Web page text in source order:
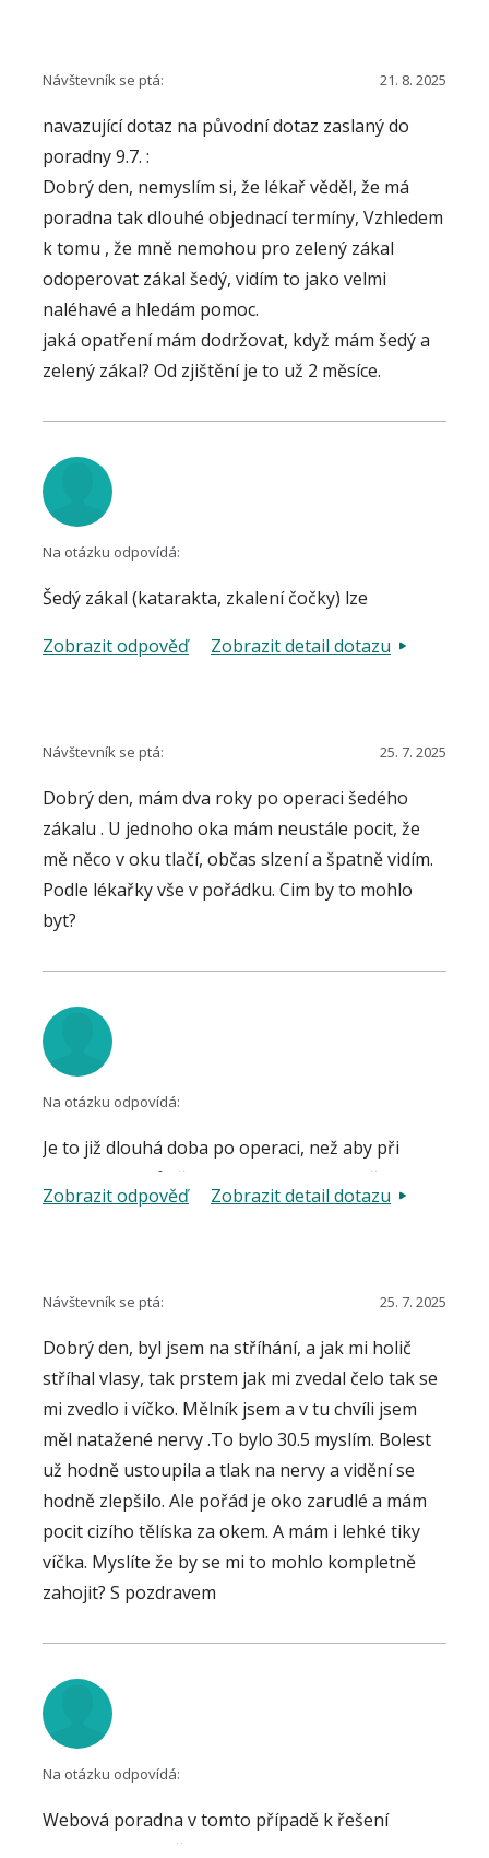
případně i riziku. Písemnou informaci i souhlas s
kdy mu jsou zároveň zodpovězeny případné další
doplňující otázky.
Návštevník se ptá: 21. 8. 2025
navazující dotaz na původní dotaz zaslaný do
poradny 9.7. :
Dobrý den, nemyslím si, že lékař věděl, že má
poradna tak dlouhé objednací termíny, Vzhledem
k tomu , že mně nemohou pro zelený zákal
odoperovat zákal šedý, vidím to jako velmi
naléhavé a hledám pomoc.
jaká opatření mám dodržovat, když mám šedý a
zelený zákal? Od zjištění je to už 2 měsíce.
Na otázku odpovídá:
Šedý zákal (katarakta, zkalení čočky) lze
(glaukomem). Podle nálezu buď před a po
doplňkový laserový zákrok na snížení
kombinovanou operaci, tedy odstranění šedého
zákalu a zároveň antiglaukomový zákrok. Vše
může určit i ošetřující oční lékař, případně
operatér.
Zobrazit odpověď Zobrazit detail dotazu
Návštevník se ptá: 25. 7. 2025
Dobrý den, mám dva roky po operaci šedého
zákalu . U jednoho oka mám neustále pocit, že
mě něco v oku tlačí, občas slzení a špatně vidím.
Podle lékařky vše v pořádku. Cim by to mohlo
byt?
Na otázku odpovídá:
Je to již dlouhá doba po operaci, než aby při
normálním průběhu operace a pooperačním
hojení a nálezu zde byla přímá souvislost. Mohlo
apod.
Zobrazit odpověď Zobrazit detail dotazu
Návštevník se ptá: 25. 7. 2025
Dobrý den, byl jsem na stříhání, a jak mi holič
stříhal vlasy, tak prstem jak mi zvedal čelo tak se
mi zvedlo i víčko. Mělník jsem a v tu chvíli jsem
měl natažené nervy .To bylo 30.5 myslím. Bolest
už hodně ustoupila a tlak na nervy a vidění se
hodně zlepšilo. Ale pořád je oko zarudlé a mám
pocit cizího tělíska za okem. A mám i lehké tiky
víčka. Myslíte že by se mi to mohlo kompletně
zahojit? S pozdravem
Na otázku odpovídá:
Webová poradna v tomto případě k řešení
situace neprospěje. Vhodná je konzultace s